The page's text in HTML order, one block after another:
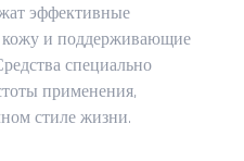
эффективные
кожу и поддерживающие
специально
применения,
стиле жизни.